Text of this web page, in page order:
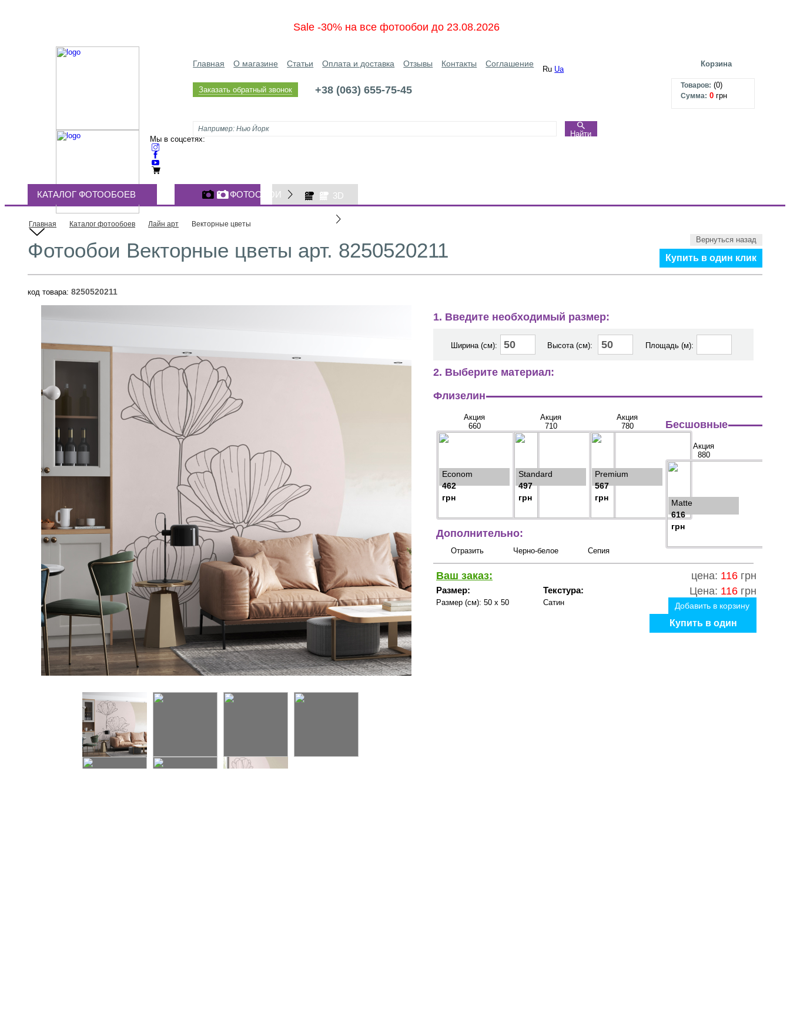
Sale -30% на все фотообои до 23.08.2026
Главная О магазине Статьи Оплата и доставка Отзывы Контакты Соглашение
Ru Ua
Заказать обратный звонок +38 (063) 655-75-45
Найти
Корзина
Товаров: (0)
Сумма: 0 грн
Мы в соцсетях:
ФОТООБОИ 3D
КАТАЛОГ ФОТООБОЕВ
Главная Каталог фотообоев Лайн арт Векторные цветы
Вернуться назад
Купить в один клик
Фотообои Векторные цветы арт. 8250520211
код товара: 8250520211
1. Введите необходимый размер:
Ширина (см): Высота (см): Площадь (м):
2. Выберите материал:
Флизелин
Акция
660
Econom
462
грн
Акция
710
Standard
497
грн
Акция
780
Premium
567
грн
Бесшовные
Акция
880
Matte
616
грн
Дополнительно:
Отразить Черно-белое Сепия
Ваш заказ: цена: 116 грн
Размер:
Размер (см): 50 x 50
Текстура:
Сатин
Цена: 116 грн
Добавить в корзину
Купить в один